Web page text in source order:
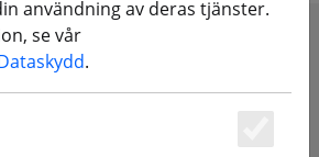
SHOW FILTERS
användning av deras tjänster.
se vår
.